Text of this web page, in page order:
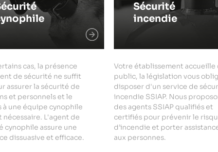
cas, la présence
de sécurité ne suffit
assurer la sécurité de
et personnels et le
à une équipe cynophile
nécessaire. L'agent de
cynophile assure une
dissuasive et efficace.
Sécurité
incendie
Votre établissement accueille
public, la législation vous
disposer d'un service de
incendie SSIAP. Nous
des agents SSIAP qualifiés et
certifiés pour prévenir le
d’incendie et porter
aux personnes.